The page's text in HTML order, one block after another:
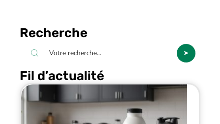
Recherche
Fil d’actualité